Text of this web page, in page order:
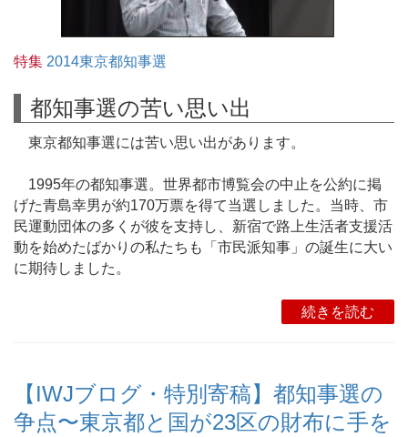
特集 2014東京都知事選
都知事選の苦い思い出
東京都知事選には苦い思い出があります。
1995年の都知事選。世界都市博覧会の中止を公約に掲
げた青島幸男が約170万票を得て当選しました。当時、市
民運動団体の多くが彼を支持し、新宿で路上生活者支援活
動を始めたばかりの私たちも「市民派知事」の誕生に大い
に期待しました。
続きを読む
【IWJブログ・特別寄稿】都知事選の
争点〜東京都と国が23区の財布に手を